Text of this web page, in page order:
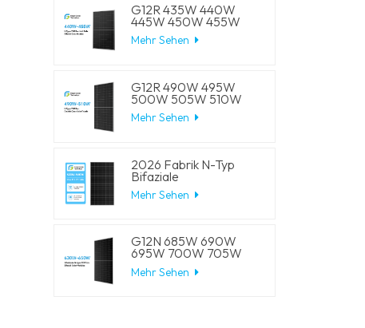
G12R 435W 440W
445W 450W 455W
210-182mm Solarzelle
Mono LECO N-Typ
Mehr Sehen
G12R 490W 495W
500W 505W 510W
210-182mm Solarzelle
Mono LECO N-Typ
Mehr Sehen
2026 Fabrik N-Typ
Bifaziale
Halbschnittzellen 570W
575W 580W 585W
Mehr Sehen
G12N 685W 690W
695W 700W 705W
210mm Solarzellen
Mono LECO N-Typ
Mehr Sehen